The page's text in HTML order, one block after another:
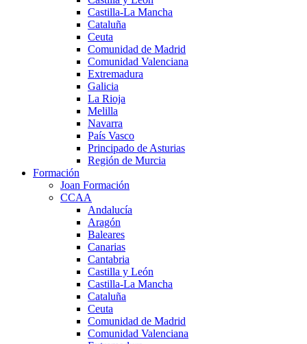
Castilla-La Mancha
Cataluña
Ceuta
Comunidad de Madrid
Comunidad Valenciana
Extremadura
Galicia
La Rioja
Melilla
Navarra
País Vasco
Principado de Asturias
Región de Murcia
Formación
Joan Formación
CCAA
Andalucía
Aragón
Baleares
Canarias
Cantabria
Castilla y León
Castilla-La Mancha
Cataluña
Ceuta
Comunidad de Madrid
Comunidad Valenciana